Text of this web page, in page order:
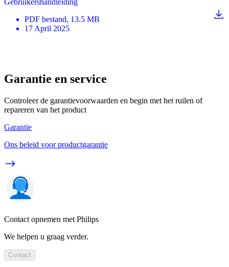
Gebruikershandleiding
PDF bestand, 13.5 MB
17 April 2025
Garantie en service
Controleer de garantievoorwaarden en begin met het ruilen of
repareren van het product
Garantie
Ons beleid voor productgarantie
Contact opnemen met Philips
We helpen u graag verder.
Contact